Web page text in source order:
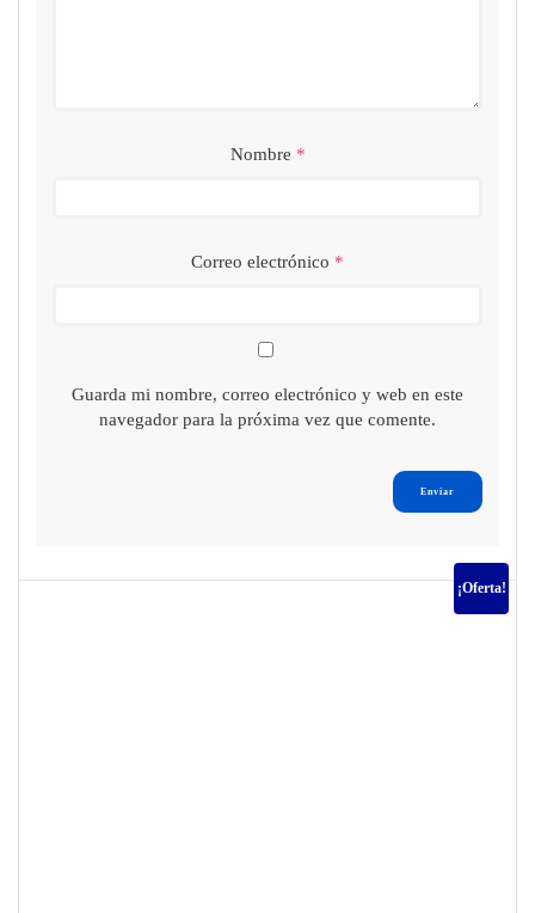
Nombre *
Correo electrónico *
Guarda mi nombre, correo electrónico y web en este
navegador para la próxima vez que comente.
¡Oferta!